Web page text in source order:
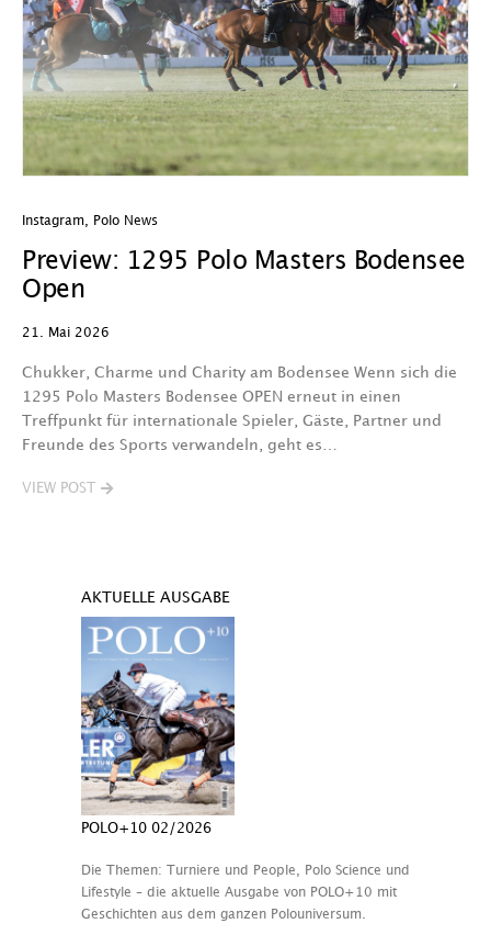
Instagram Polo News
Preview: 1295 Polo Masters Bodensee
Open
21. Mai 2026
Chukker, Charme und Charity am Bodensee Wenn sich die
1295 Polo Masters Bodensee OPEN erneut in einen
Treffpunkt für internationale Spieler, Gäste, Partner und
Freunde des Sports verwandeln, geht es…
VIEW POST
AKTUELLE AUSGABE
POLO+10 02/2026
Die Themen: Turniere und People, Polo Science und
Lifestyle – die aktuelle Ausgabe von POLO+10 mit
Geschichten aus dem ganzen Polouniversum.